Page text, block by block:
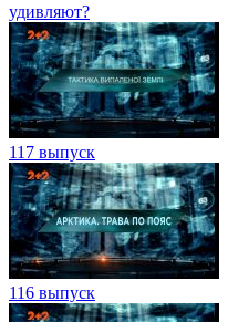
удивляют?
117 выпуск
116 выпуск